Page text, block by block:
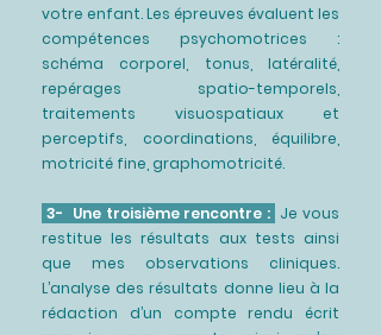
votre enfant. Les épreuves évaluent les
compétences psychomotrices :
schéma corporel, tonus, latéralité,
repérages spatio-temporels,
traitements visuospatiaux et
perceptifs, coordinations, équilibre,
motricité fine, graphomotricité.
3- Une troisième rencontre : Je vous
restitue les résultats aux tests ainsi
que mes observations cliniques.
L’analyse des résultats donne lieu à la
rédaction d’un compte rendu écrit